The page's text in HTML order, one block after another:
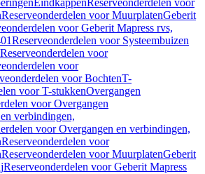
EindkappenReserveonderdelen voor
Reserveonderdelen voor MuurplatenGeberit
voor Geberit Mapress rvs,
Reserveonderdelen voor Systeembuizen
Reserveonderdelen voor
voor
voor BochtenT-
voor T-stukkenOvergangen
voor Overgangen
verbindingen,
voor Overgangen en verbindingen,
Reserveonderdelen voor
Reserveonderdelen voor MuurplatenGeberit
Reserveonderdelen voor Geberit Mapress